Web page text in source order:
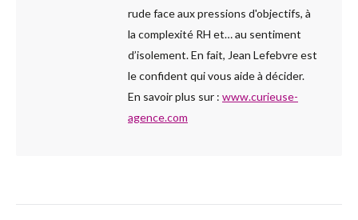
rude face aux pressions d'objectifs, à
la complexité RH et… au sentiment
d’isolement. En fait, Jean Lefebvre est
le confident qui vous aide à décider.
En savoir plus sur : www.curieuse-
agence.com